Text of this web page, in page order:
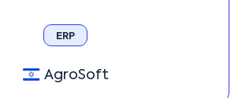
ERP
AgroSoft